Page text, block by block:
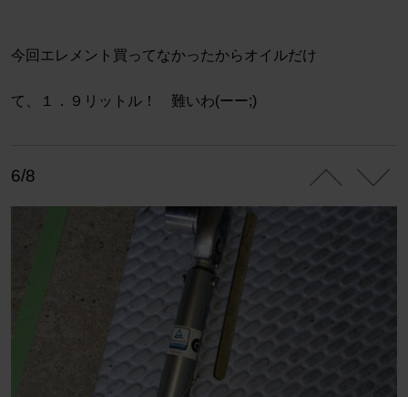
今回エレメント買ってなかったからオイルだけ
て、１．９リットル！ 難いわ(ーー;)
6/8